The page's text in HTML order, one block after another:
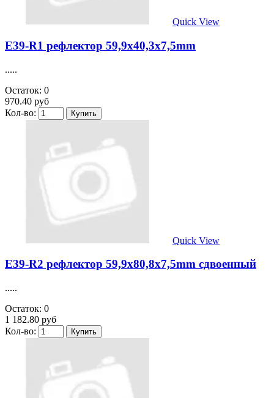
Quick View
E39-R1 рефлектор 59,9х40,3х7,5mm
.....
Остаток: 0
970.40 руб
Кол-во:
Quick View
E39-R2 рефлектор 59,9х80,8х7,5mm сдвоенный
.....
Остаток: 0
1 182.80 руб
Кол-во: